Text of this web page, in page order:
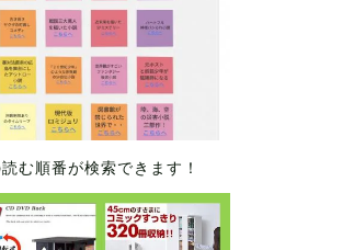
む順番が検索できます！